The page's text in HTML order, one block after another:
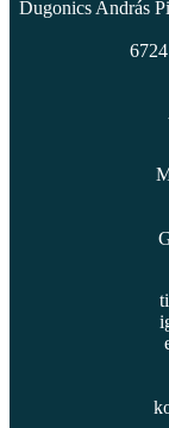
Dugonics András